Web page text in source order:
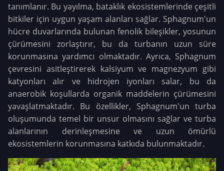
tanımlanır. Bu yayılma, bataklık ekosistemlerinde çeşitli
bitkiler için uygun yaşam alanları sağlar. Sphagnum'un
hücre duvarlarında bulunan fenolik bileşikler, yosunun
çürümesini zorlaştırır, bu da turbanın uzun süre
korunmasına yardımcı olmaktadır. Ayrıca, Sphagnum
çevresini asitleştirerek kalsiyum ve magnezyum gibi
katyonları alır ve hidrojen iyonları salar, bu da
anaerobik koşullarda organik maddelerin çürümesini
yavaşlatmaktadır. Bu özellikler, Sphagnum'un turba
oluşumunda temel bir unsur olmasını sağlar ve turba
alanlarının derinleşmesine ve uzun ömürlü
ekosistemlerin korunmasına katkıda bulunmaktadır.